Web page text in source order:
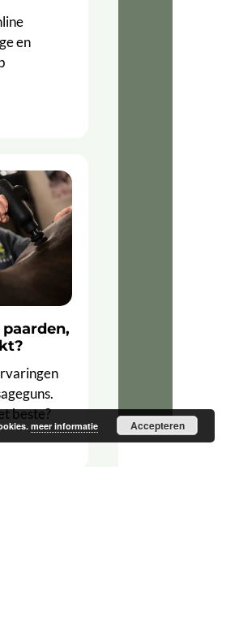
en
beste?
meer informatie Accepteren